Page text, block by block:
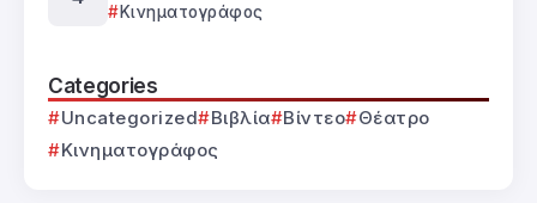
Κινηματογράφος
Categories
Uncategorized Βιβλία Βίντεο
Θέατρο
Κινηματογράφος